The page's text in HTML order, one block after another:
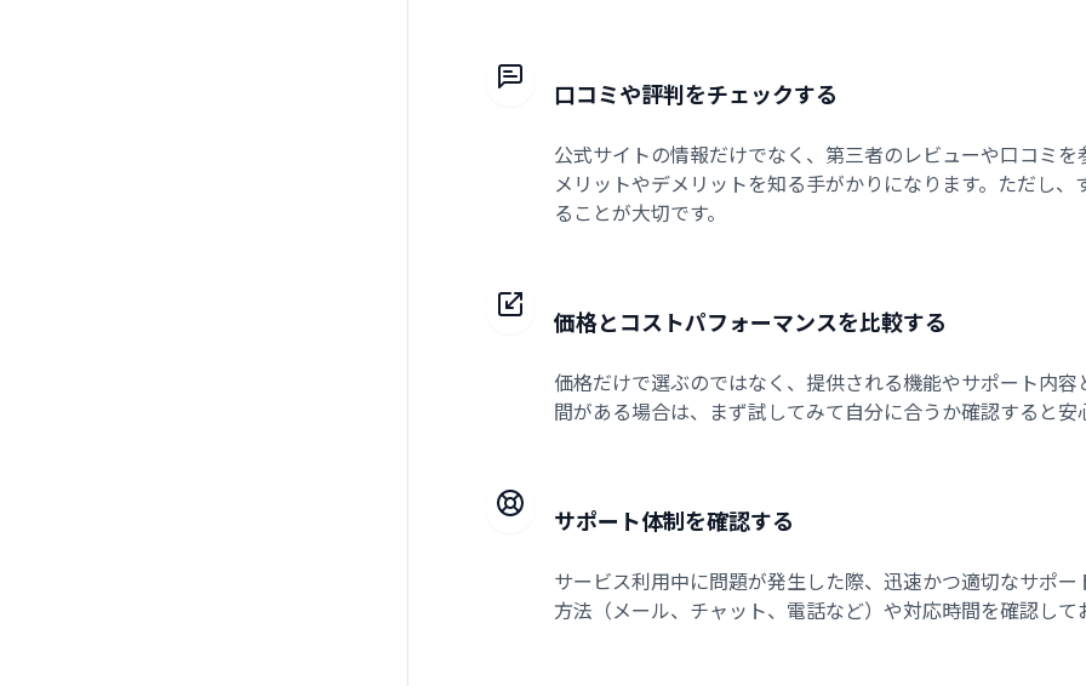
口コミや評判をチェックする
公式サイトの情報だけでなく、第三者のレビューや口コミ
メリットやデメリットを知る手がかりになります。ただし
ることが大切です。
価格とコストパフォーマンスを比較する
価格だけで選ぶのではなく、提供される機能やサポート内
間がある場合は、まず試してみて自分に合うか確認すると安
サポート体制を確認する
サービス利用中に問題が発生した際、迅速かつ適切なサポ
方法（メール、チャット、電話など）や対応時間を確認して